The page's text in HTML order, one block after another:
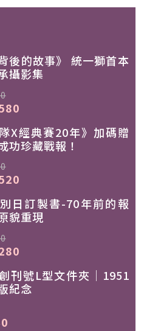
後的故事》 統一獅首本
攝影集
X經典賽20年》加碼贈
功珍藏戰報！
日訂製書-70年前的報
貌重現
刊號L型文件夾｜1951
紀念